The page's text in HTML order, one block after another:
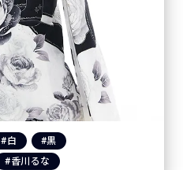
#白
#黒
#香川るな